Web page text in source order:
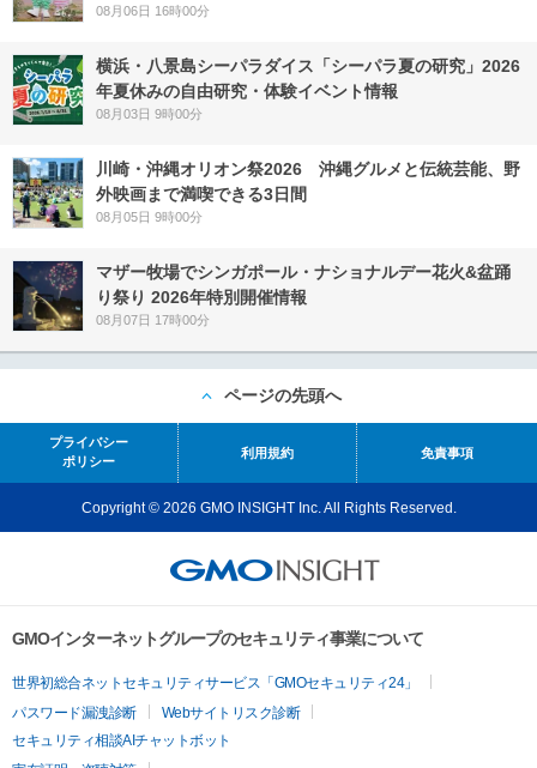
08月06日 16時00分
横浜・八景島シーパラダイス「シーパラ夏の研究」2026
年夏休みの自由研究・体験イベント情報
08月03日 9時00分
川崎・沖縄オリオン祭2026 沖縄グルメと伝統芸能、野
外映画まで満喫できる3日間
08月05日 9時00分
マザー牧場でシンガポール・ナショナルデー花火&盆踊
り祭り 2026年特別開催情報
08月07日 17時00分
ページの先頭へ
プライバシー
ポリシー
利用規約 免責事項
Copyright © 2026 GMO INSIGHT Inc. All Rights Reserved.
GMOインターネットグループのセキュリティ事業について
世界初総合ネットセキュリティサービス「GMOセキュリティ24」
パスワード漏洩診断
Webサイトリスク診断
セキュリティ相談AIチャットボット